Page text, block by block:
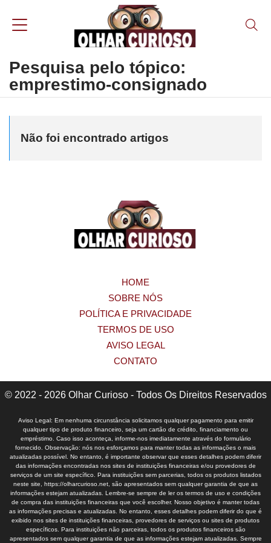
Pesquisa pelo tópico:
emprestimo-consignado
Não foi encontrado artigos
HOME
SOBRE NÓS
POLÍTICA E PRIVACIDADE
TERMOS DE USO
AVISO LEGAL
CONTATO
© 2022 - 2026 Olhar Curioso - Todos Os Direitos Reservados
Aviso Legal: Em nenhuma circunstância solicitamos qualquer pagamento para emitir
qualquer tipo de produto financeiro, seja um cartão de crédito, financiamento ou
empréstimo. Caso isso aconteça, informe-nos imediatamente através do formulário
fornecido. Observação: nós nos esforçamos para manter todas as informações o mais
atualizadas possível. No entanto, é importante observar que esses detalhes podem diferir
das informações encontradas nos sites de instituições financeiras e/ou provedores de
serviços de um site específico. Para instituições sem parcerias, todos os produtos listados
neste site, https://olharcurioso.net, são apresentados sem qualquer garantia de que as
informações estejam atualizadas. Lembre-se sempre de ler os termos de uso e condições
de compra das instituições financeiras que você escolher. Nosso objetivo é manter todas
as informações precisas e atualizadas. No entanto, esses detalhes podem diferir do que é
exibido nos sites de instituições financeiras, provedores de serviços ou sites de produtos
específicos. Para instituições não parceiras, todos os produtos financeiros são
apresentados sem qualquer garantia de que as informações estejam atualizadas. Sempre